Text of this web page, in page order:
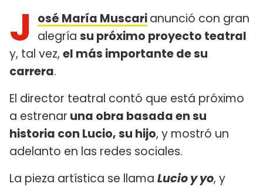
J osé María Muscarianunció con gran
alegría su próximo proyecto teatral
y, tal vez, el más importante de su
carrera.
El director teatral contó que está próximo
a estrenar una obra basada en su
historia con Lucio, su hijo, y mostró un
adelanto en las redes sociales.
La pieza artística se llama Lucio y yo, y